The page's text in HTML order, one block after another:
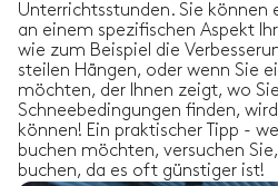
Sam T.
03/04/2023 -Skifahren,
Marco war großartig, ein
hilfsbereit und sachkundig
die Technik. Ich kann ihn
Danke Marco.
Sam T. insgesamt
mit
Unterrichtsstunden. Sie können
an einem spezifischen Aspekt
wie zum Beispiel die
steilen Hängen, oder wenn Sie
möchten, der Ihnen zeigt, wo
Schneebedingungen finden,
können! Ein praktischer Tipp -
buchen möchten, versuchen
buchen, da es oft günstiger ist!